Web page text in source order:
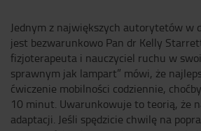
Jednym z największych autorytetów w
jest bezwarunkowo Pan dr Kelly
fizjoterapeuta i nauczyciel ruchu w
sprawnym jak lampart” mówi, że
ćwiczenie mobilności codziennie,
10 minut. Uwarunkowuje to teorią, że
adaptacji. Jeśli spędzicie chwilę na